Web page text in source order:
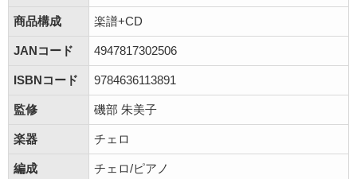
商品構成 楽譜+CD
JANコード 4947817302506
ISBNコード 9784636113891
監修 磯部 朱美子
楽器 チェロ
編成 チェロ/ピアノ